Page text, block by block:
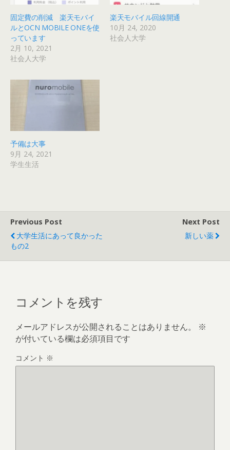
固定費の削減 楽天モバイ
ルとOCN MOBILE ONEを使
っています
2月 10, 2021
社会人大学
楽天モバイル回線開通
10月 24, 2020
社会人大学
予備は大事
9月 24, 2021
学生生活
Previous Post
大学生活にあって良かった
もの2
Next Post
新しい薬
コメントを残す
メールアドレスが公開されることはありません。
※
が付いている欄は必須項目です
コメント ※